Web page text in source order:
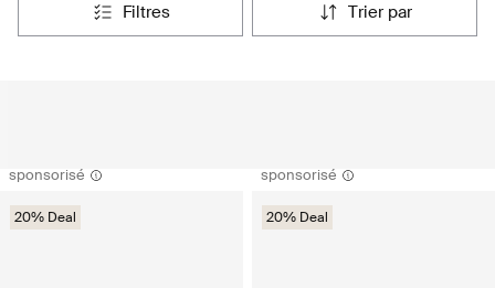
filtres trier par
sponsorisé
20% Deal
sponsorisé
20% Deal